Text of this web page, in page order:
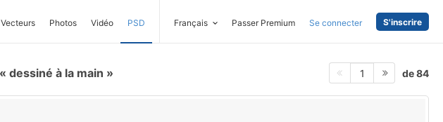
Vecteurs Photos Vidéo PSD Français Passer Premium Se connecter S'inscrire
dessiné à la main 1 de 84